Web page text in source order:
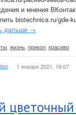
и мнения
biotechnica.ru/gde-
дальше →
жизнь прикол красиво
1 января 2021, 16:07